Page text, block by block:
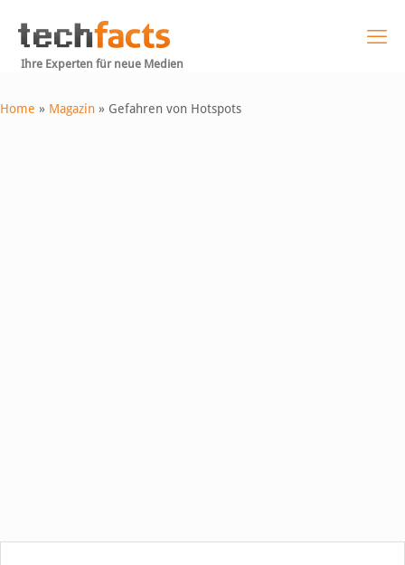
Ihre Experten für neue Medien
Home » Magazin » Gefahren von Hotspots